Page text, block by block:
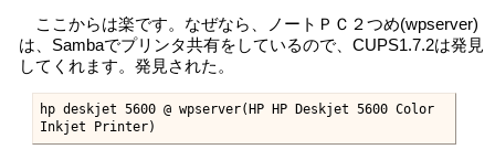
ここからは楽です。なぜなら、ノートＰＣ２つめ(wpserver)
は、Sambaでプリンタ共有をしているので、CUPS1.7.2は発見
してくれます。発見された。
hp deskjet 5600 @ wpserver(HP HP Deskjet 5600 Color
Inkjet Printer)